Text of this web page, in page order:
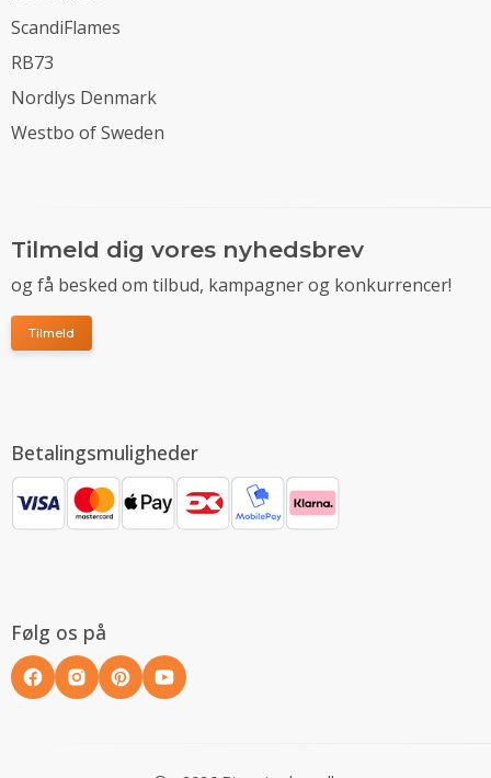
ScandiFlames
RB73
Nordlys Denmark
Westbo of Sweden
Tilmeld dig vores nyhedsbrev
og få besked om tilbud, kampagner og konkurrencer!
Tilmeld
Betalingsmuligheder
Følg os på